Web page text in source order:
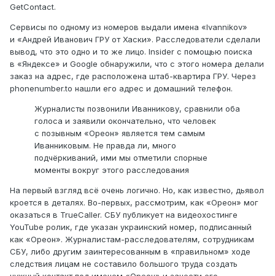
GetContact.
Сервисы по одному из номеров выдали имена «Ivannikov»
и «Андрей Иванович ГРУ от Хаски». Расследователи сделали
вывод, что это одно и то же лицо. Insider с помощью поиска
в «Яндексе» и Google обнаружили, что с этого номера делали
заказ на адрес, где расположена штаб-квартира ГРУ. Через
phonenumber.to нашли его адрес и домашний телефон.
Журналисты позвонили Иванникову, сравнили оба
голоса и заявили окончательно, что человек
с позывным «Ореон» является тем самым
Иванниковым. Не правда ли, много
подчёркиваний, ими мы отметили спорные
моменты вокруг этого расследования
На первый взгляд всё очень логично. Но, как известно, дьявол
кроется в деталях. Во-первых, рассмотрим, как «Ореон» мог
оказаться в TrueCaller. СБУ публикует на видеохостинге
YouTube ролик, где указан украинский номер, подписанный
как «Ореон». Журналистам-расследователям, сотрудникам
СБУ, либо другим заинтересованным в «правильном» ходе
следствия лицам не составило большого труда создать